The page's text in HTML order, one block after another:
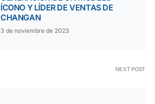
ÍCONO Y LÍDER DE VENTAS DE
CHANGAN
3 de noviembre de 2023
NEXT POST